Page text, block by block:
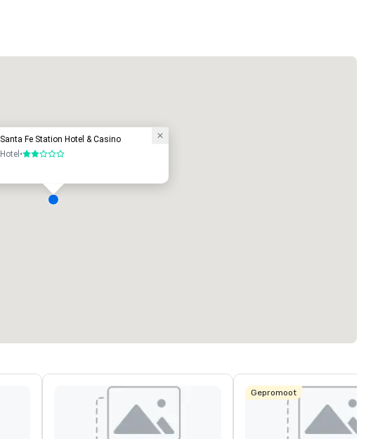
Santa Fe Station Hotel & Casino
Hotel •2 van 5
Gepromoot